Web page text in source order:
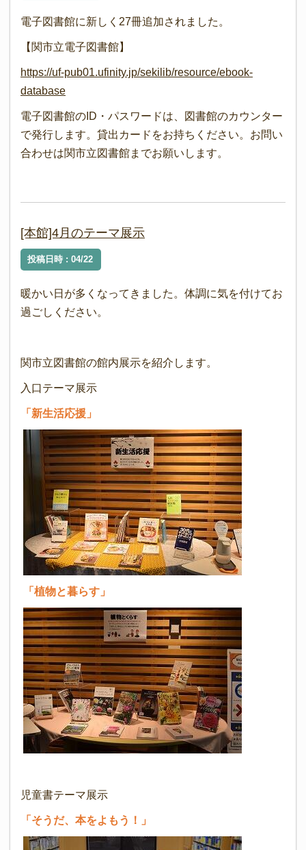
電子図書館に新しく27冊追加されました。
【関市立電子図書館】
https://uf-pub01.ufinity.jp/sekilib/resource/ebook-
database
電子図書館のID・パスワードは、図書館のカウンター
で発行します。貸出カードをお持ちください。お問い
合わせは関市立図書館までお願いします。
[本館]4月のテーマ展示
投稿日時 : 04/22
暖かい日が多くなってきました。体調に気を付けてお
過ごしください。
関市立図書館の館内展示を紹介します。
入口テーマ展示
「新生活応援」
「植物と暮らす」
児童書テーマ展示
「そうだ、本をよもう！」